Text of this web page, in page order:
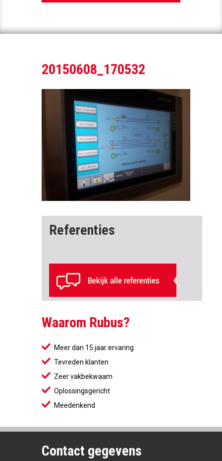
20150608_170532
Referenties
Waarom Rubus?
Meer dan 15 jaar ervaring
Tevreden klanten
Zeer vakbekwaam
Oplossingsgericht
Meedenkend
Contact gegevens